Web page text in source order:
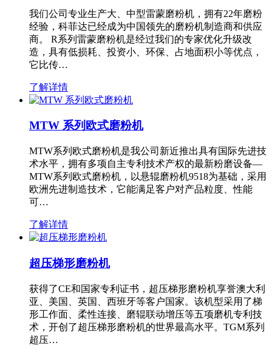
我们公司专业生产大、中型雷蒙磨粉机，拥有22年磨粉
经验，科菲达已经成为中国领先的磨粉机制造商和供应
商。 R系列雷蒙磨粉机是经过我们的专家优化升级改
造，具有低损耗、投资小、环保、占地面积小等优点，
它比传…
了解详情
MTW 系列欧式磨粉机
MTW系列欧式磨粉机是我公司新近推出具有国际先进技
术水平，拥有多项自主专利技术产权的最新粉磨设备—
MTW系列欧式磨粉机，以悬辊磨粉机9518为基础，采用
欧洲先进制造技术，它能满足客户对产品粒度、性能
可…
了解详情
超压梯形磨粉机
获得了CE和国家专利证书，超压梯形磨粉机享誉澳大利
亚、美国、英国、西班牙等客户国家。该机型采用了梯
形工作面、柔性连接、磨辊联动增压等五项磨机专利技
术，开创了超压梯形磨粉机的世界最高水平。TGM系列
超压…